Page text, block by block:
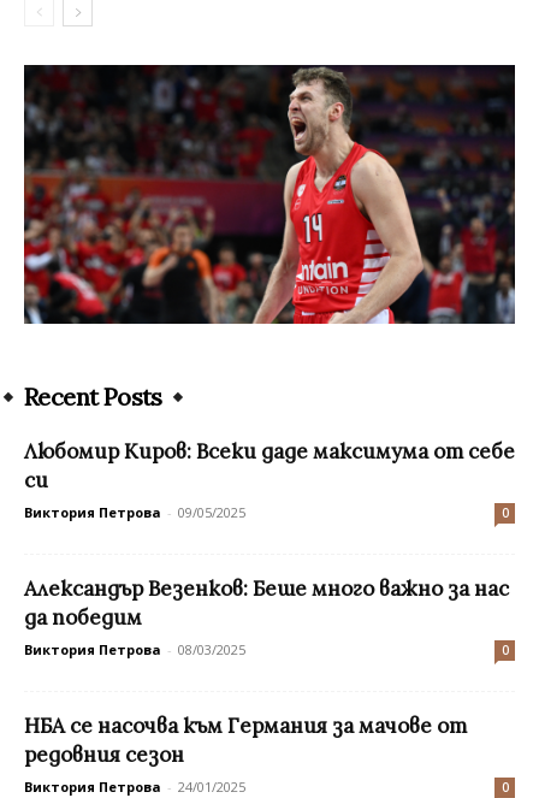
Recent Posts
Любомир Киров: Всеки даде максимума от себе
си
Виктория Петрова - 09/05/2025 0
Александър Везенков: Беше много важно за нас
да победим
Виктория Петрова - 08/03/2025 0
НБА се насочва към Германия за мачове от
редовния сезон
Виктория Петрова - 24/01/2025 0